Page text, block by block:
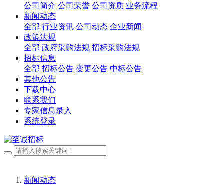
公司简介 公司荣誉 公司资质 业务流程
新闻动态
全部 行业资讯 公司动态 企业新闻
政策法规
全部 政府采购法规 招标采购法规
招标信息
全部 招标公告 变更公告 中标公告
其他公告
下载中心
联系我们
专家信息录入
系统登录
新闻动态